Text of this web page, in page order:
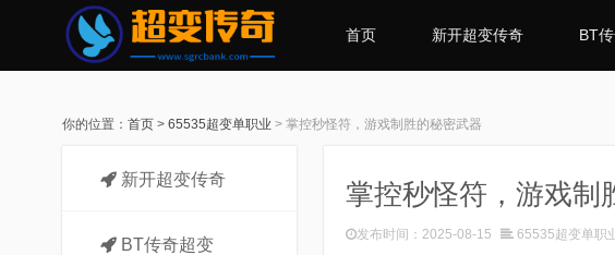
首页 新开超变传奇 BT
你的位置： 首页 > 65535超变单职业 > 掌控秒怪符，游戏制胜的秘密武器
新开超变传奇
BT传奇超变
掌控秒怪符，游戏制
发布时间：2025-08-15 65535超变单职